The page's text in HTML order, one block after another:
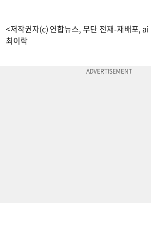
<저작권자(c) 연합뉴스, 무단 전재-재배포,
최이락